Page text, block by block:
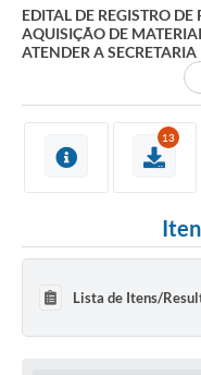
EDITAL DE REGISTRO
AQUISIÇÃO DE
ATENDER A
13
Lista de Itens/